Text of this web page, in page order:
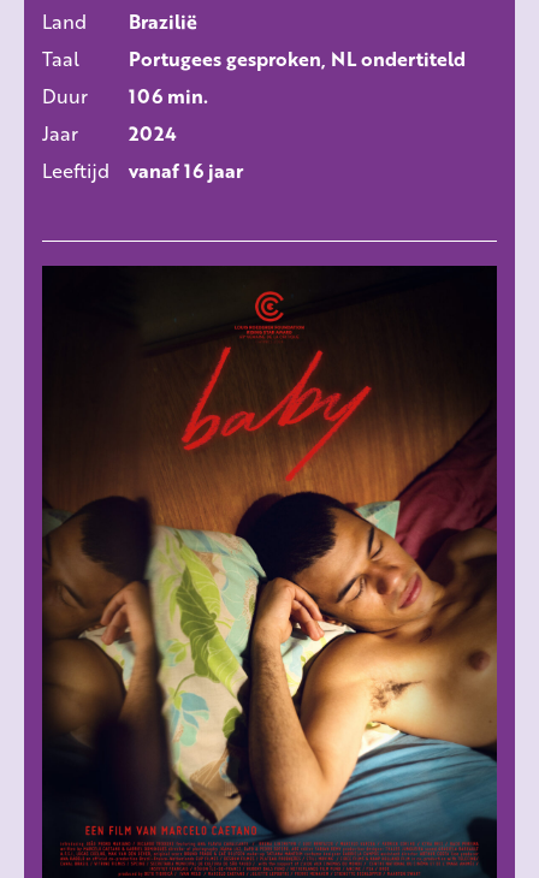
Land
Brazilië
Taal
Portugees gesproken, NL ondertiteld
Duur
106 min.
Jaar
2024
Leeftijd
vanaf 16 jaar